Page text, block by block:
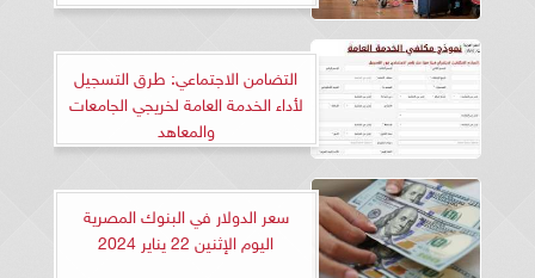
التضامن الاجتماعي: طرق التسجيل
لأداء الخدمة العامة لخريجي الجامعات
والمعاهد
سعر الدولار في البنوك المصرية
اليوم الإثنين 22 يناير 2024